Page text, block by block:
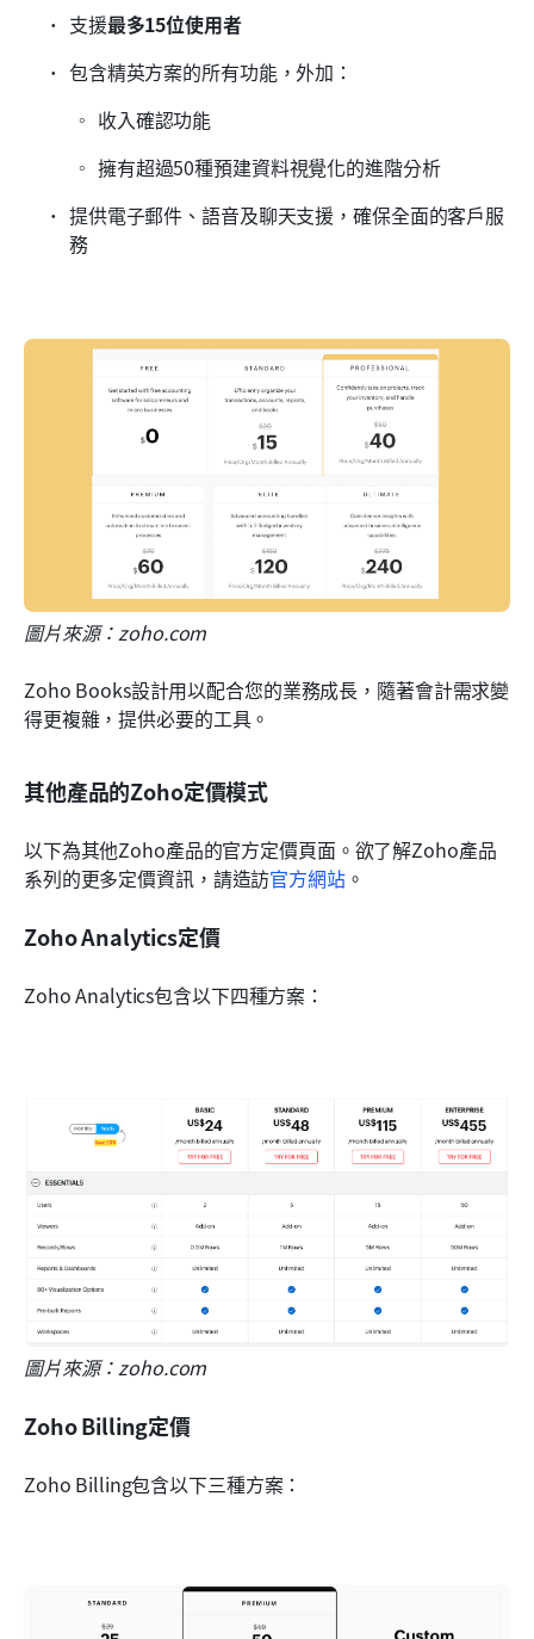
支援最多15位使用者
包含精英方案的所有功能，外加：
收入確認功能
擁有超過50種預建資料視覺化的進階分析
提供電子郵件、語音及聊天支援，確保全面的客戶服
務
圖片來源：zoho.com
Zoho Books設計用以配合您的業務成長，隨著會計需求變
得更複雜，提供必要的工具。
其他產品的Zoho定價模式
以下為其他Zoho產品的官方定價頁面。欲了解Zoho產品
系列的更多定價資訊，請造訪官方網站。
Zoho Analytics定價
Zoho Analytics包含以下四種方案：
圖片來源：zoho.com
Zoho Billing定價
Zoho Billing包含以下三種方案：